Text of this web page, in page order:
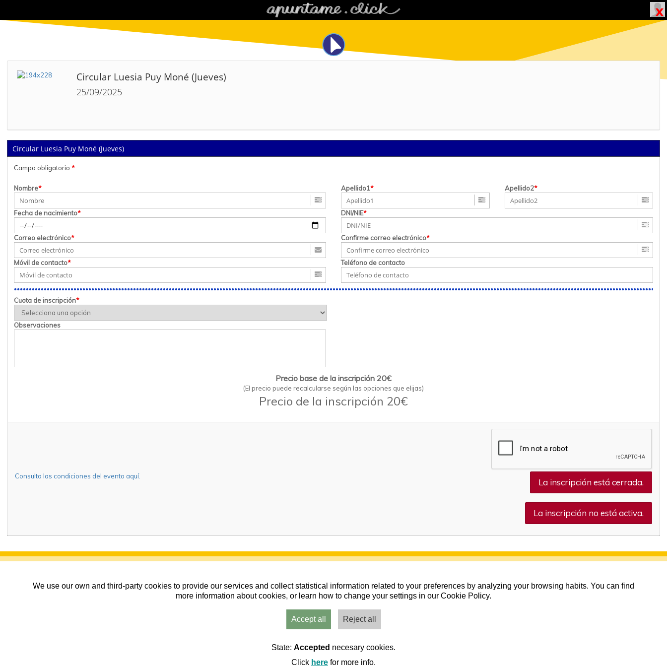
Circular Luesia Puy Moné (Jueves)
25/09/2025
Circular Luesia Puy Moné (Jueves)
Campo obligatorio *
Nombre* Apellido1* Apellido2*
Fecha de nacimiento* DNI/NIE*
Correo electrónico* Confirme correo electrónico*
Móvil de contacto* Teléfono de contacto
Cuota de inscripción*
Observaciones
Precio base de la inscripción 20€
(El precio puede recalcularse según las opciones que elijas)
Precio de la inscripción 20€
Consulta las condiciones del evento aquí.
La inscripción está cerrada.
La inscripción no está activa.
We use our own and third-party cookies to provide our services and collect statistical information related to your preferences by analyzing your browsing habits. You can find
more information about cookies, or learn how to change your settings in our Cookie Policy.
Accept all Reject all
State: Accepted necesary cookies.
Click here for more info.